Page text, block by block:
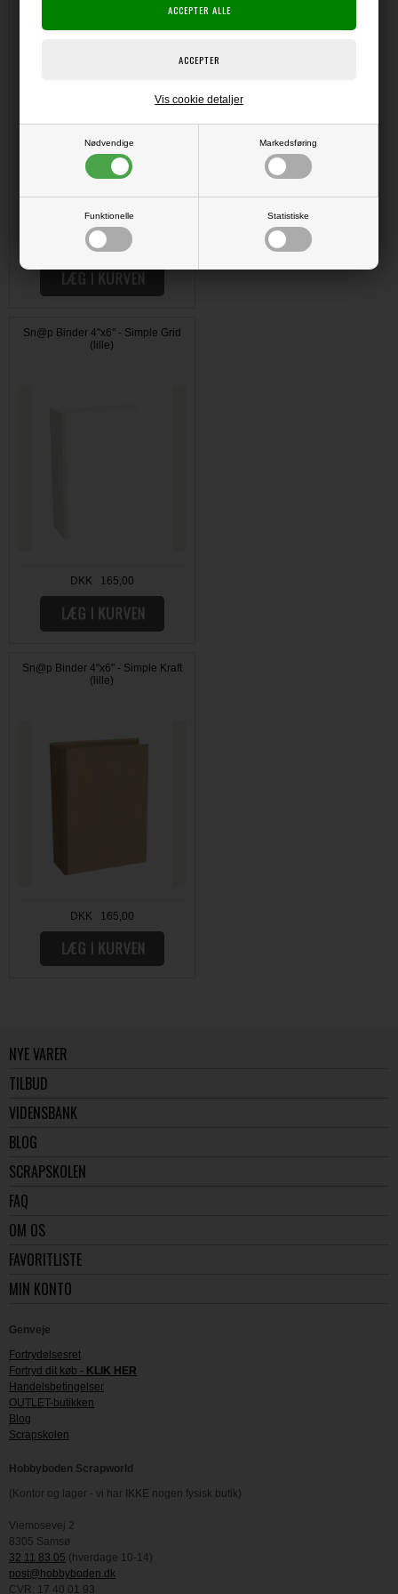
Nødvendige Markedsføring
Funktionelle Statistiske
Vis cookie detaljer
DKK 195,00
Sn@p Binder 4"x6" - Simple Grid
(lille)
DKK 165,00
Sn@p Binder 4"x6" - Simple Kraft
(lille)
DKK 165,00
NYE VARER
TILBUD
VIDENSBANK
BLOG
SCRAPSKOLEN
FAQ
OM OS
FAVORITLISTE
MIN KONTO
Genveje
Fortrydelsesret
Fortryd dit køb - KLIK HER
Handelsbetingelser
OUTLET-butikken
Blog
Scrapskolen
Hobbyboden Scrapworld
(Kontor og lager - vi har IKKE nogen fysisk butik)
Viemosevej 2
8305 Samsø
32 11 83 05 (hverdage 10-14)
post@hobbyboden.dk
CVR: 17 40 01 93